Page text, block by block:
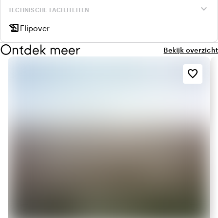
expand_more
TECHNISCHE FACILITEITEN
history_edu Flipover
Ontdek meer Bekijk overzicht
favorite_border